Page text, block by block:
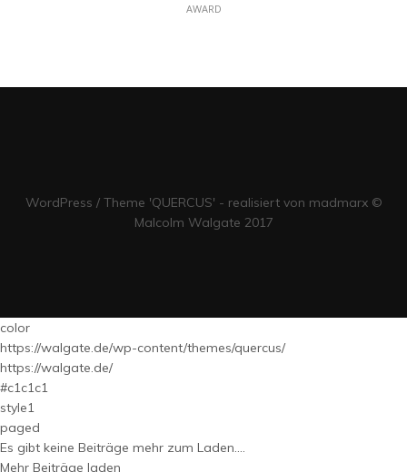
AWARD
WordPress / Theme 'QUERCUS' - realisiert von madmarx ©
Malcolm Walgate 2017
color
https://walgate.de/wp-content/themes/quercus/
https://walgate.de/
#c1c1c1
style1
paged
Es gibt keine Beiträge mehr zum Laden....
Mehr Beiträge laden